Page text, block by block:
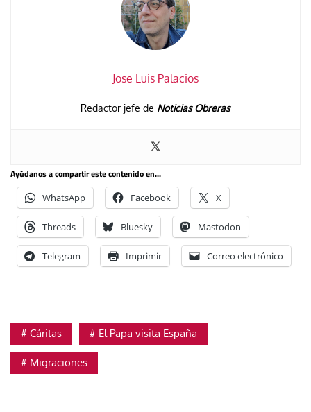
Jose Luis Palacios
Redactor jefe de Noticias Obreras
Ayúdanos a compartir este contenido en...
WhatsApp Facebook X
Threads Bluesky Mastodon
Telegram Imprimir Correo electrónico
Cáritas El Papa visita España
Migraciones